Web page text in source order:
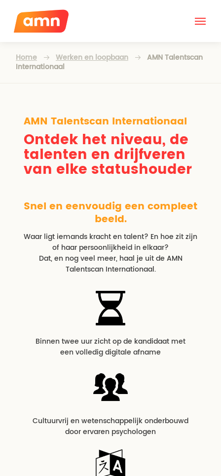
Home Werken en loopbaan
AMN Talentscan
Internationaal
AMN Talentscan Internationaal
Ontdek het niveau, de
talenten en drijfveren
van elke statushouder
Snel en eenvoudig een compleet
beeld.
Waar ligt iemands kracht en talent? En hoe zit zijn
of haar persoonlijkheid in elkaar?
Dat, en nog veel meer, haal je uit de AMN
Talentscan Internationaal.
Binnen twee uur zicht op de kandidaat met
een volledig digitale afname
Cultuurvrij en wetenschappelijk onderbouwd
door ervaren psychologen